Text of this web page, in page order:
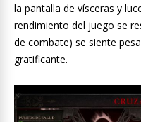
la pantalla de vísceras y
rendimiento del juego se
de combate) se siente
gratificante.